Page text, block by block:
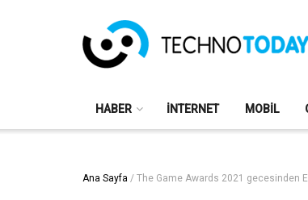
HABER İNTERNET MOBIL
Ana Sayfa / The Game Awards 2021 gecesinden